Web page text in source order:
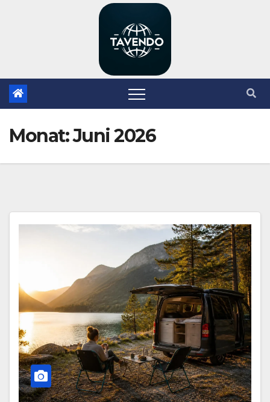
Monat:Juni 2026